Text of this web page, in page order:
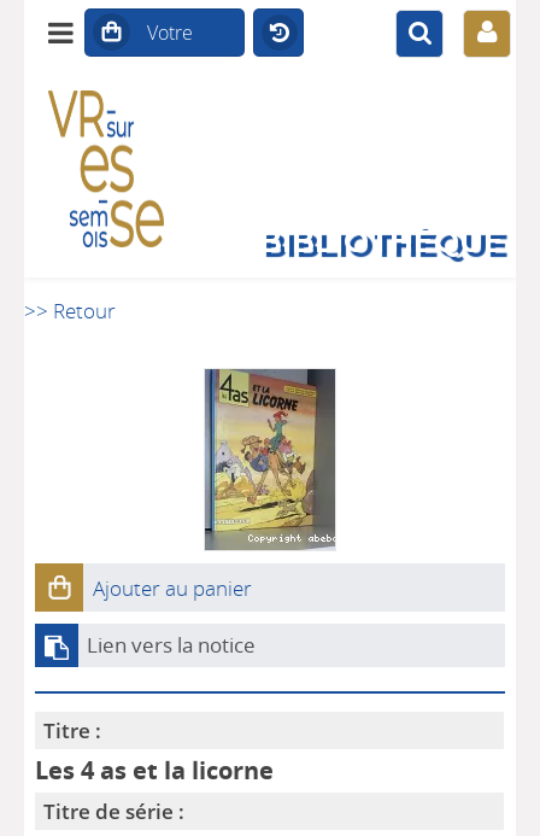
BIBLIOTHÈQUE
>> Retour
Ajouter au panier
Lien vers la notice
Titre :
Les 4 as et la licorne
Titre de série :